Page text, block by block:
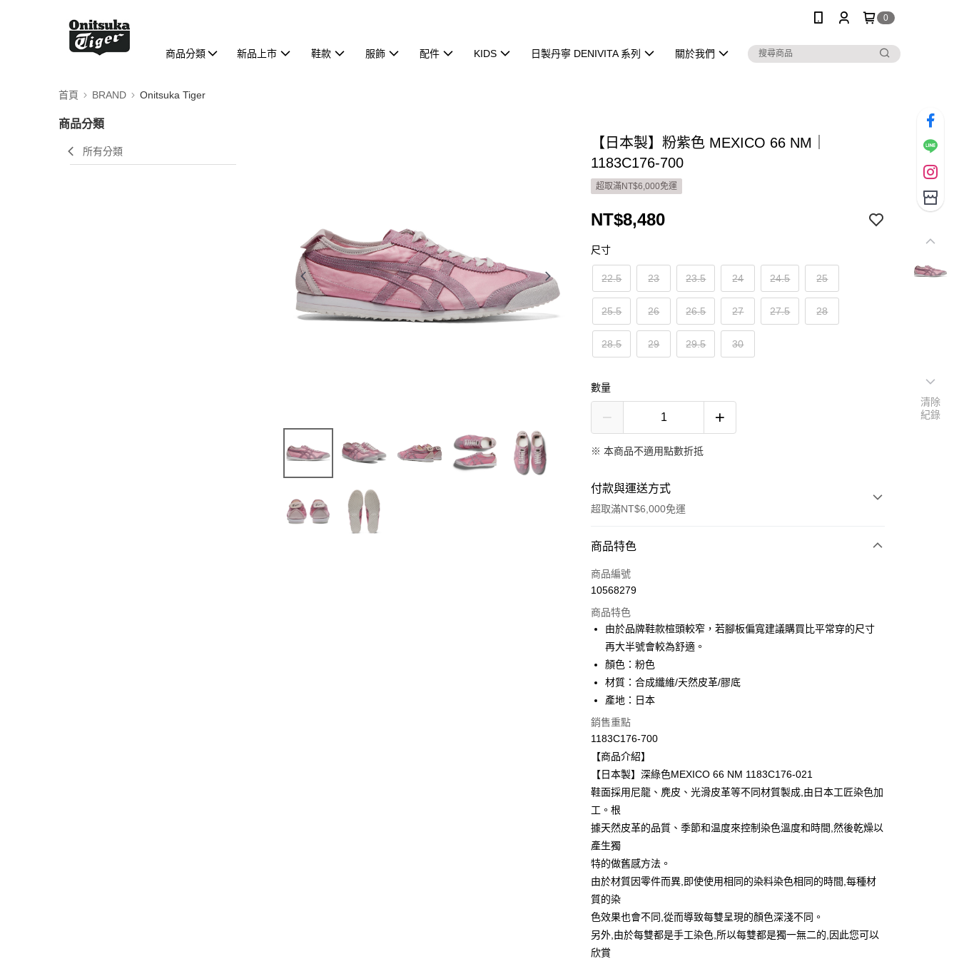
0
商品分類 新品上市 鞋款 服飾 配件 KIDS 日製丹寧 DENIVITA 系列 關於我們
首頁 BRAND Onitsuka Tiger
商品分類
所有分類
【日本製】粉紫色 MEXICO 66 NM｜
1183C176-700
超取滿NT$6,000免運
NT$8,480
尺寸
22.5 23 23.5 24 24.5 25
25.5 26 26.5 27 27.5 28
28.5 29 29.5 30
數量
※ 本商品不適用點數折抵
付款與運送方式
超取滿NT$6,000免運
付款方式
信用卡一次付款
LINE Pay
Apple Pay
ATM付款
運送方式
全家取貨付款
每筆NT$80，滿NT$6,000(含以上)免運費
付款後全家取貨
每筆NT$80，滿NT$6,000(含以上)免運費
萊爾富取貨付款
每筆NT$80，滿NT$6,000(含以上)免運費
付款後萊爾富取貨
每筆NT$80，滿NT$6,000(含以上)免運費
7-11取貨付款
每筆NT$80，滿NT$6,000(含以上)免運費
商品特色
商品編號
10568279
商品特色
由於品牌鞋款楦頭較窄，若腳板偏寬建議購買比平常穿的尺寸
再大半號會較為舒適。
顏色：粉色
材質：合成纖維/天然皮革/膠底
產地：日本
銷售重點
1183C176-700
【商品介紹】
【日本製】深綠色MEXICO 66 NM 1183C176-021
鞋面採用尼龍、麂皮、光滑皮革等不同材質製成,由日本工匠染色加
工。根
據天然皮革的品質、季節和温度來控制染色溫度和時間,然後乾燥以
產生獨
特的做舊感方法。
由於材質因零件而異,即使使用相同的染料染色相同的時間,每種材
質的染
色效果也會不同,從而導致每雙呈現的顏色深淺不同。
另外,由於每雙都是手工染色,所以每雙都是獨一無二的,因此您可以
欣賞
清除
紀錄